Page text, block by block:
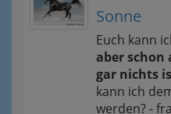
Sonne
Euch kann
aber
gar nichts
kann ich
werden? -